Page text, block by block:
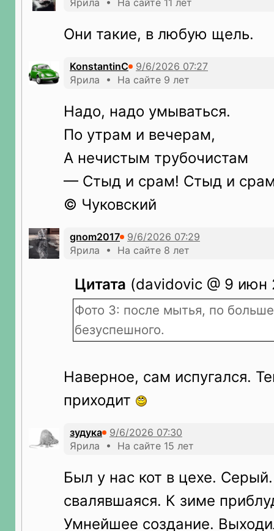
Ярила • На сайте 11 лет
Они такие, в любую щель.
KonstantinC
Ярила • На сайте 9 лет
Надо, надо умываться.
По утрам и вечерам,
А нечистым трубочистам
— Стыд и срам! Стыд и
© Чуковский
gnom2017
Ярила • На сайте 8 лет
Цитата (davidovic @ 9 июн
Фото 3: после мытья, по
безуспешного.
Наверное, сам испугался.
приходит
зудука
Ярила • На сайте 15 лет
Был у нас кот в цехе.
свалявшаяся. К зиме
Умнейшее создание.